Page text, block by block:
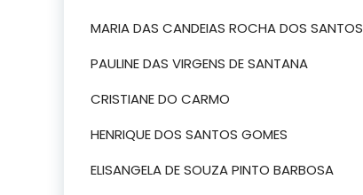
MARIA DAS CANDEIAS ROCHA DOS SANTOS
PAULINE DAS VIRGENS DE SANTANA
CRISTIANE DO CARMO
HENRIQUE DOS SANTOS GOMES
ELISANGELA DE SOUZA PINTO BARBOSA